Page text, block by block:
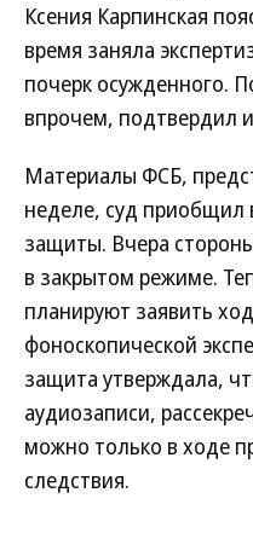
Ксения Карпинская
время заняла
почерк осужденного.
впрочем, подтвердил
Материалы ФСБ,
неделе, суд приобщил
защиты. Вчера
в закрытом режиме.
планируют заявить
фоноскопической
защита утверждала,
аудиозаписи,
можно только в ходе
следствия.